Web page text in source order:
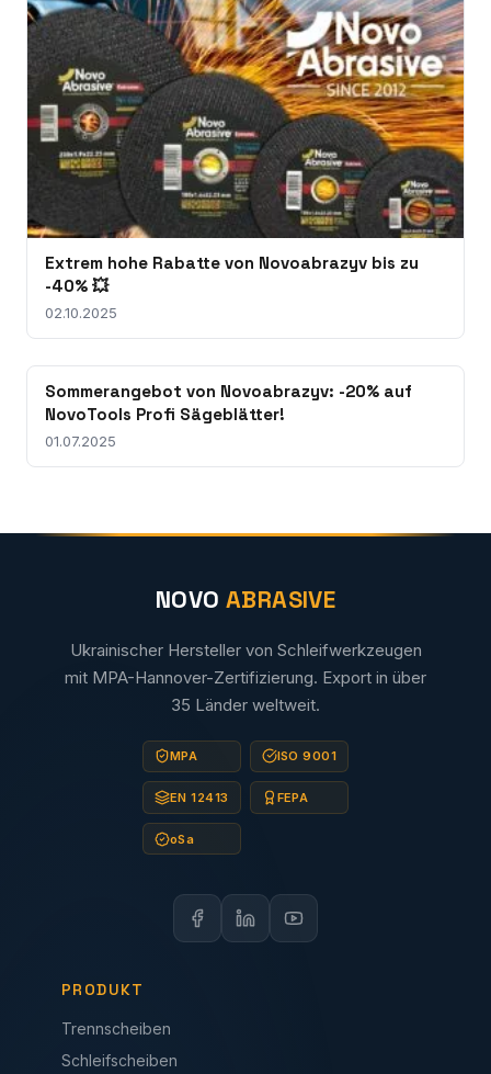
Extrem hohe Rabatte von Novoabrazyv bis zu
-40% 💥
02.10.2025
Sommerangebot von Novoabrazyv: -20% auf
NovoTools Profi Sägeblätter!
01.07.2025
NOVO ABRASIVE
Ukrainischer Hersteller von Schleifwerkzeugen
mit MPA-Hannover-Zertifizierung. Export in über
35 Länder weltweit.
MPA ISO 9001
EN 12413 FEPA
oSa
PRODUKT
Trennscheiben
Schleifscheiben